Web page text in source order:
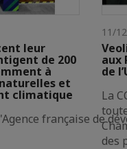
leur
de 200
à
et
climatique
française de
11/
aux
de
La
des